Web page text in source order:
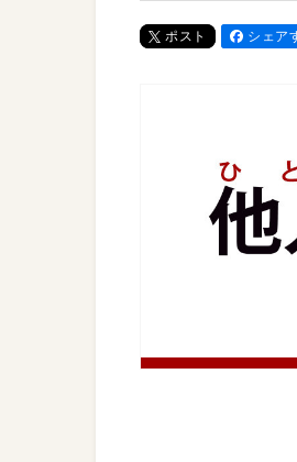
ポスト シェア